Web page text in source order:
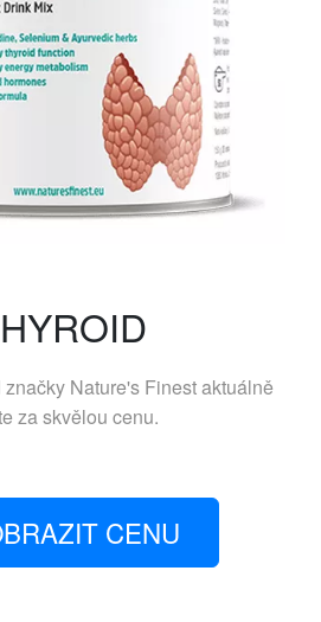
značky Nature's Finestaktuálně
za skvělou cenu.
CENU